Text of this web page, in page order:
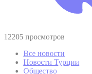
12205 просмотров
Все новости
Новости Турции
Общество